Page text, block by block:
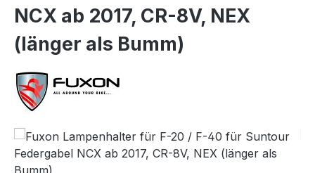
NCX ab 2017, CR-8V, NEX
(länger als Bumm)
Bildergalerie überspringen